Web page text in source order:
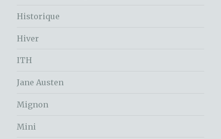
Historique
Hiver
ITH
Jane Austen
Mignon
Mini